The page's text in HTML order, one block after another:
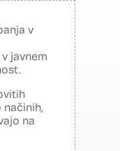
v
javnem
na